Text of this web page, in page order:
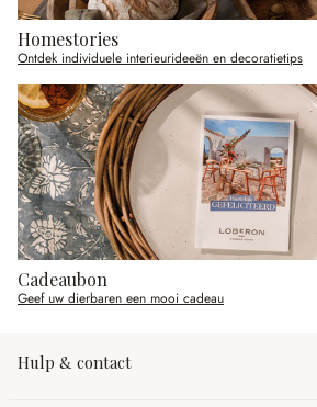
Homestories
Ontdek individuele interieurideeën en decoratietips
Cadeaubon
Geef uw dierbaren een mooi cadeau
Hulp & contact